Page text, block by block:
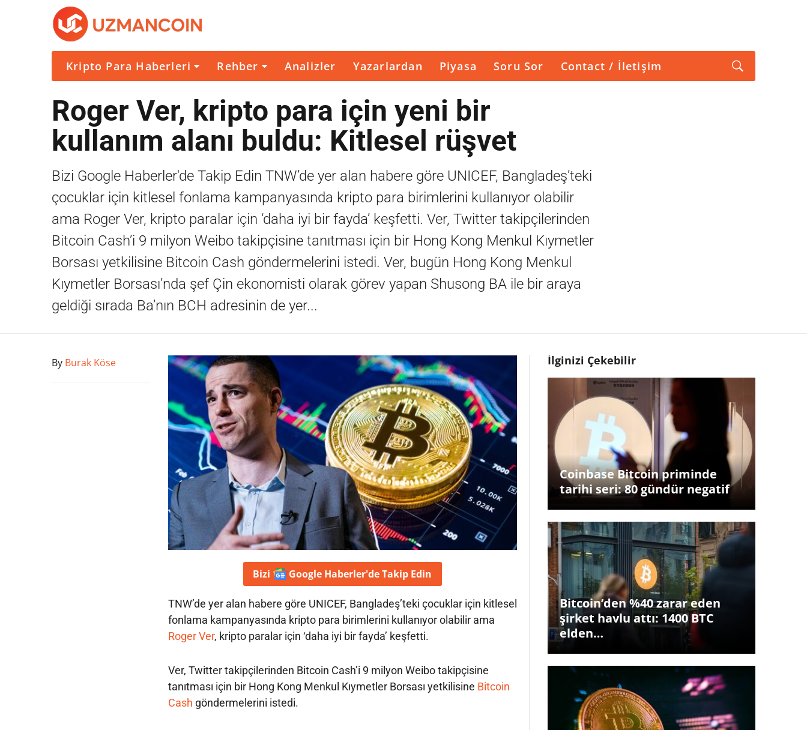
Kripto Para Haberleri Rehber Analizler Yazarlardan Piyasa Soru Sor Contact / İletişim
Roger Ver, kripto para için yeni bir
kullanım alanı buldu: Kitlesel rüşvet
Bizi Google Haberler'de Takip Edin TNW’de yer alan habere göre UNICEF, Bangladeş’teki
çocuklar için kitlesel fonlama kampanyasında kripto para birimlerini kullanıyor olabilir
ama Roger Ver, kripto paralar için ‘daha iyi bir fayda’ keşfetti. Ver, Twitter takipçilerinden
Bitcoin Cash’i 9 milyon Weibo takipçisine tanıtması için bir Hong Kong Menkul Kıymetler
Borsası yetkilisine Bitcoin Cash göndermelerini istedi. Ver, bugün Hong Kong Menkul
Kıymetler Borsası’nda şef Çin ekonomisti olarak görev yapan Shusong BA ile bir araya
geldiği sırada Ba’nın BCH adresinin de yer...
By Burak Köse
Bizi Google Haberler'deTakip Edin
TNW’de yer alan habere göre UNICEF, Bangladeş’teki çocuklar için kitlesel
fonlama kampanyasında kripto para birimlerini kullanıyor olabilir ama
Roger Ver, kripto paralar için ‘daha iyi bir fayda’ keşfetti.
Ver, Twitter takipçilerinden Bitcoin Cash’i 9 milyon Weibo takipçisine
tanıtması için bir Hong Kong Menkul Kıymetler Borsası yetkilisine Bitcoin
Cash göndermelerini istedi.
İlginizi Çekebilir
Coinbase Bitcoin priminde
tarihi seri: 80 gündür negatif
Bitcoin’den %40 zarar eden
şirket havlu attı: 1400 BTC
elden…